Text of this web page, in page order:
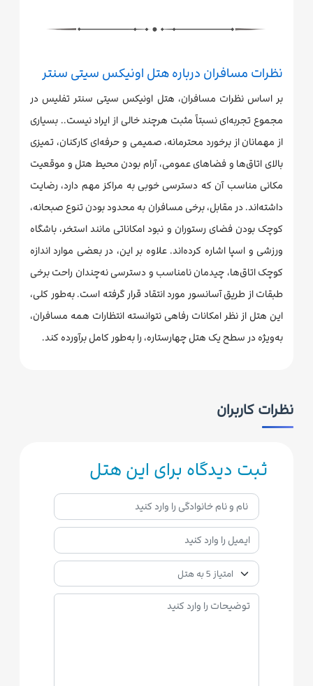
نظرات مسافران درباره هتل اونیکس سیتی سنتر
بر اساس نظرات مسافران، هتل اونیکس سیتی سنتر تفلیس در
مجموع تجربه‌ای نسبتاً مثبت هرچند خالی از ایراد نیست.. بسیاری
از مهمانان از برخورد محترمانه، صمیمی و حرفه‌ای کارکنان، تمیزی
بالای اتاق‌ها و فضاهای عمومی، آرام بودن محیط هتل و موقعیت
مکانی مناسب آن که دسترسی خوبی به مراکز مهم دارد، رضایت
داشته‌اند. در مقابل، برخی مسافران به محدود بودن تنوع صبحانه،
کوچک بودن فضای رستوران و نبود امکاناتی مانند استخر، باشگاه
ورزشی و اسپا اشاره کرده‌اند. علاوه بر این، در بعضی موارد اندازه
کوچک اتاق‌ها، چیدمان نامناسب و دسترسی نه‌چندان راحت برخی
طبقات از طریق آسانسور مورد انتقاد قرار گرفته است. به‌طور کلی،
این هتل از نظر امکانات رفاهی نتوانسته انتظارات همه مسافران،
به‌ویژه در سطح یک هتل چهارستاره، را به‌طور کامل برآورده کند.
نظرات کاربران
ثبت دیدگاه برای این هتل